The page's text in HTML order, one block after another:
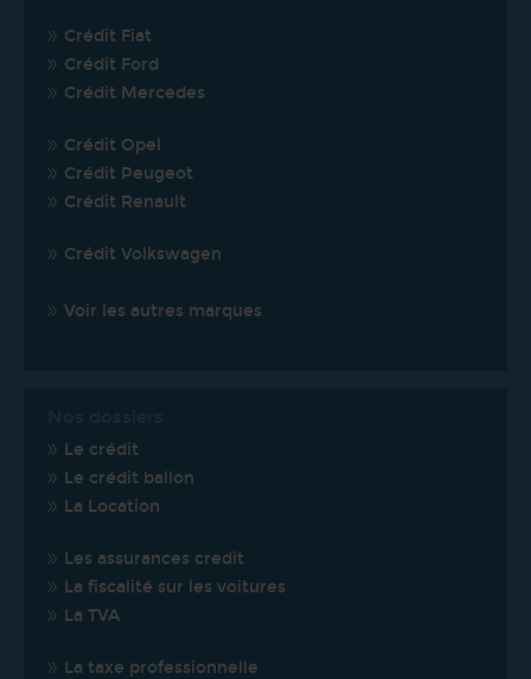
Crédit Fiat
Crédit Ford
Crédit Mercedes
Crédit Opel
Crédit Peugeot
Crédit Renault
Crédit Volkswagen
Voir les autres marques
Le crédit
Le crédit ballon
La Location
Les assurances credit
La fiscalité sur les voitures
La TVA
La taxe professionnelle